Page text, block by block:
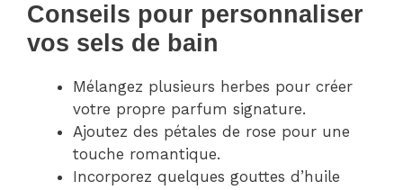
Conseils pour personnaliser
vos sels de bain
Mélangez plusieurs herbes pour créer
votre propre parfum signature.
Ajoutez des pétales de rose pour une
touche romantique.
Incorporez quelques gouttes d’huile